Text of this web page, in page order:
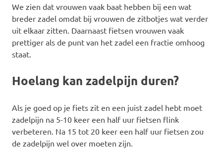
We zien dat vrouwen vaak baat hebben bij een wat
breder zadel omdat bij vrouwen de zitbotjes wat verder
uit elkaar zitten. Daarnaast fietsen vrouwen vaak
prettiger als de punt van het zadel een fractie omhoog
staat.
Hoelang kan zadelpijn duren?
Als je goed op je fiets zit en een juist zadel hebt moet
zadelpijn na 5-10 keer een half uur fietsen flink
verbeteren. Na 15 tot 20 keer een half uur fietsen zou
de zadelpijn wel over moeten zijn.